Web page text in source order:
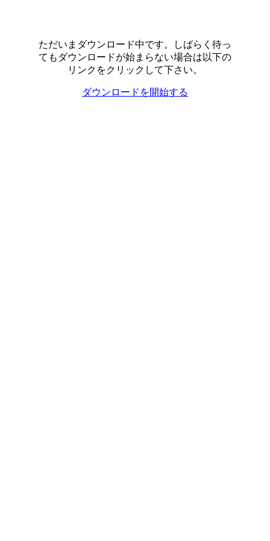
ただいまダウンロード中です。しばらく待っ
てもダウンロードが始まらない場合は以下の
リンクをクリックして下さい。
ダウンロードを開始する